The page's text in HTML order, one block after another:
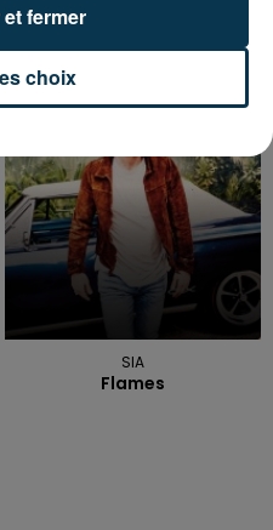
SIA
Flames
choix
fermer